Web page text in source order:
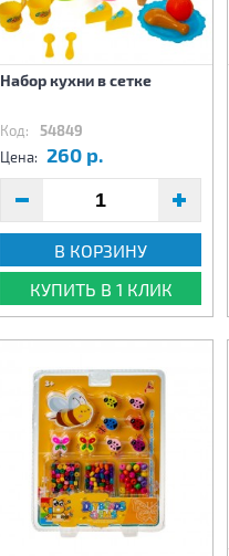
Набор кухни в сетке
Код: 54849
Цена: 260 р.
В КОРЗИНУ
КУПИТЬ В 1 КЛИК